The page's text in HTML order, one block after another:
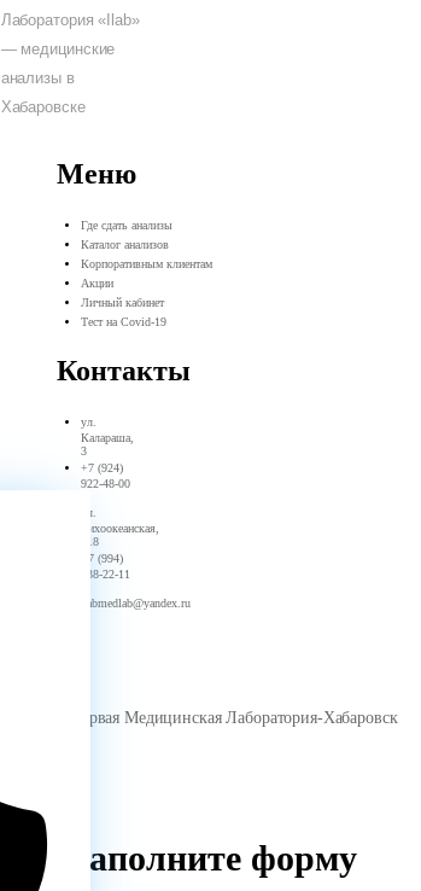
Лаборатория «Ilab»
— медицинские
анализы в
Хабаровске
Меню
Где сдать анализы
Каталог анализов
Корпоративным клиентам
Акции
Личный кабинет
Тест на Covid-19
Контакты
ул. ​
Калараша,
3
+7 (924)
922-48-00
ул. ​
Тихоокеанская,
118
+7 (994)
138-22-11
habmedlab@yandex.ru
ООО Первая Медицинская Лаборатория-Хабаровск
Заполните форму